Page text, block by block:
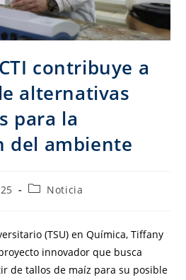
contribuye a
alternativas
para la
del ambiente
Noticia
(TSU) en Química, Tiffany
innovador que busca
de tallos de maíz para su posible